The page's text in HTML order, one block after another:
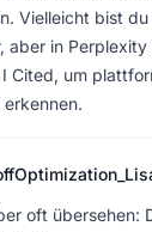
Vielleicht bist du
aber in Perplexity
Cited, um
oft übersehen: